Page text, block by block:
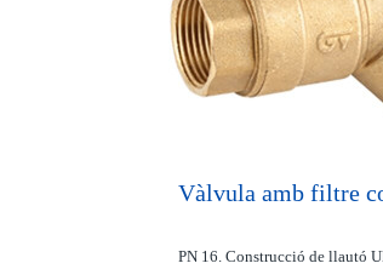
Vàlvula amb filtre
PN 16. Construcció de llautó